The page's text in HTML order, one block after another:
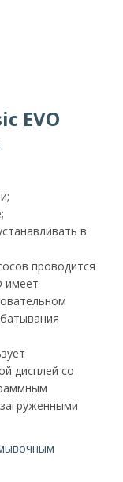
EVO
в
проводится
имеет
дисплей со